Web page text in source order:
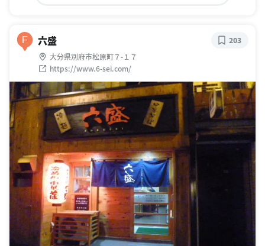
F 六盛
大分県別府市松原町７-１７
https://www.6-sei.com/
203